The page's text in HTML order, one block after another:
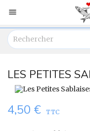

LES PETITES
4,50 € TTC